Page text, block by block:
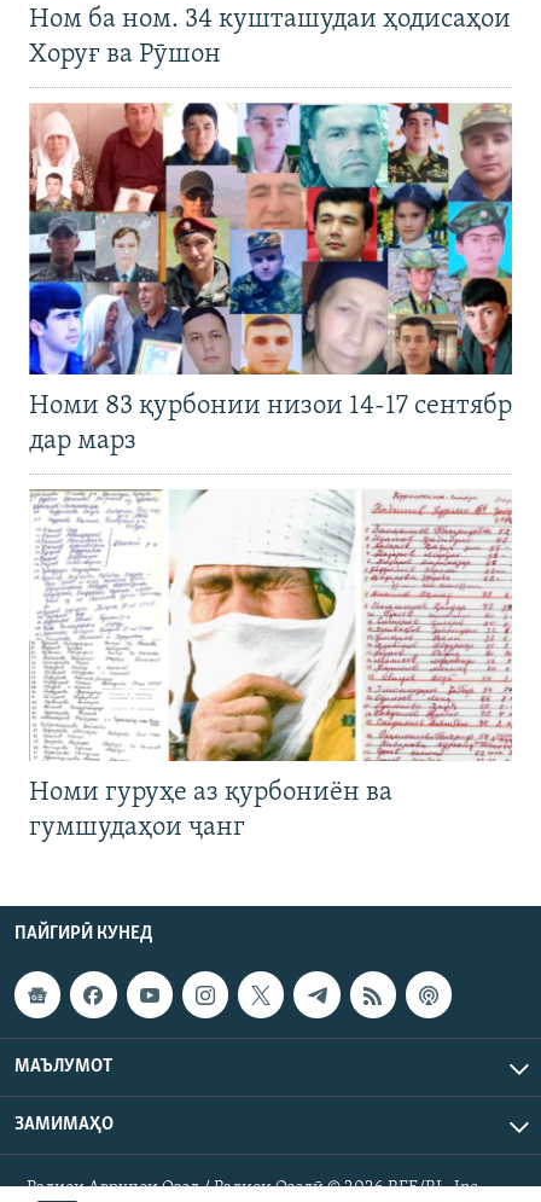
Ном ба ном. 34 кушташудаи ҳодисаҳои
Хоруғ ва Рӯшон
Номи 83 қурбонии низои 14-17 сентябр
дар марз
Номи гуруҳе аз қурбониён ва
гумшудаҳои ҷанг
ПАЙГИРӢ КУНЕД
МАЪЛУМОТ
ЗАМИМАҲО
Радиои Аврупои Озод / Радиои Озодӣ © 2026 RFE/RL. Inc.